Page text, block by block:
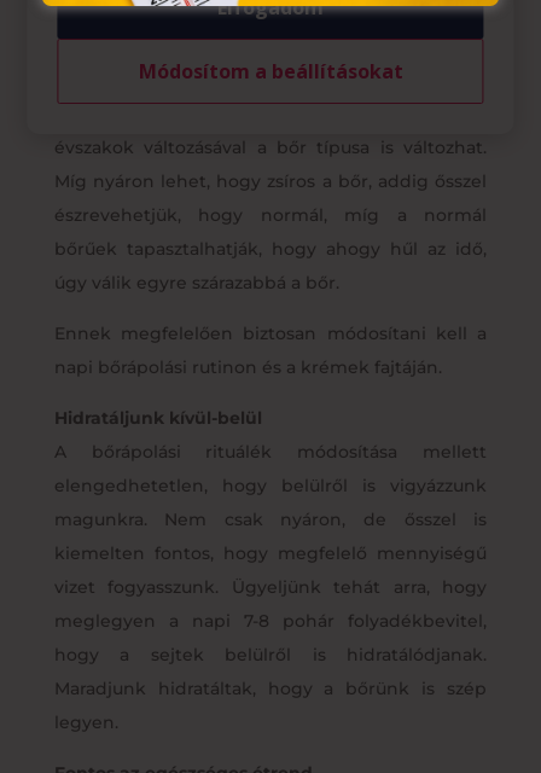
Változik az évszak – változhat a bőr
évszakok változásával a bőr típusa is változhat.
Míg nyáron lehet, hogy zsíros a bőr, addig ősszel
észrevehetjük, hogy normál, míg a normál
bőrűek tapasztalhatják, hogy ahogy hűl az idő,
úgy válik egyre szárazabbá a bőr.
Ennek megfelelően biztosan módosítani kell a
napi bőrápolási rutinon és a krémek fajtáján.
Hidratáljunk kívül-belül
A bőrápolási rituálék módosítása mellett
elengedhetetlen, hogy belülről is vigyázzunk
magunkra. Nem csak nyáron, de ősszel is
kiemelten fontos, hogy megfelelő mennyiségű
vizet fogyasszunk. Ügyeljünk tehát arra, hogy
meglegyen a napi 7-8 pohár folyadékbevitel,
hogy a sejtek belülről is hidratálódjanak.
Maradjunk hidratáltak, hogy a bőrünk is szép
legyen.
Elfogadom
Módosítom a beállításokat